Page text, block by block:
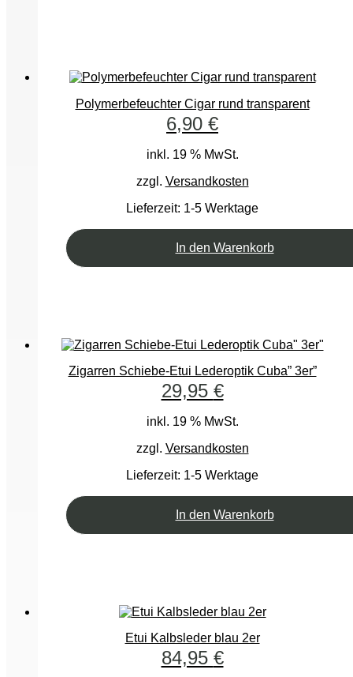
Polymerbefeuchter Cigar rund transparent
6,90 €
inkl. 19 % MwSt.
zzgl. Versandkosten
Lieferzeit: 1-5 Werktage
In den Warenkorb
Zigarren Schiebe-Etui Lederoptik Cuba” 3er”
29,95 €
inkl. 19 % MwSt.
zzgl. Versandkosten
Lieferzeit: 1-5 Werktage
In den Warenkorb
Etui Kalbsleder blau 2er
84,95 €